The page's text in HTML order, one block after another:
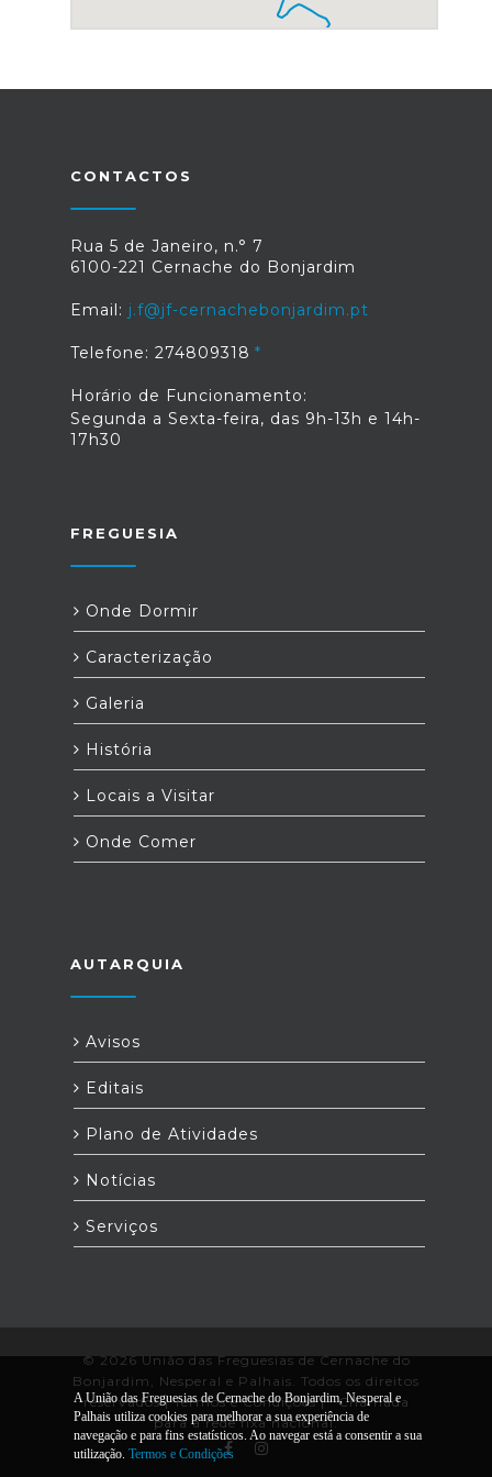
CONTACTOS
Rua 5 de Janeiro, n.° 7
6100-221 Cernache do Bonjardim
Email: j.f@jf-cernachebonjardim.pt
Telefone: 274809318
Horário de Funcionamento:
Segunda a Sexta-feira, das 9h-13h e 14h-
17h30
FREGUESIA
Onde Dormir
Caracterização
Galeria
História
Locais a Visitar
Onde Comer
AUTARQUIA
Avisos
Editais
Plano de Atividades
Notícias
Serviços
© 2026 União das Freguesias de Cernache do
Bonjardim, Nesperal e Palhais. Todos os direitos
reservados |Termos e Condições|*Chamada
para a rede fixa nacional.
A União das Freguesias de Cernache do Bonjardim, Nesperal e
Palhais utiliza cookies para melhorar a sua experiência de
navegação e para fins estatísticos. Ao navegar está a consentir a sua
utilização. Termos e Condições